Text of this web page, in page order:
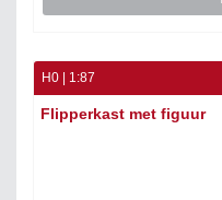
H0 | 1:87
Flipperkast met figuur